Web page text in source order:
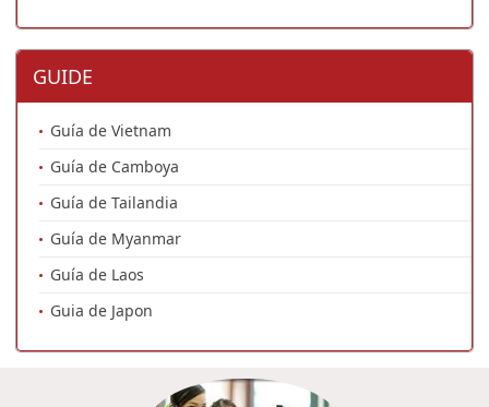
GUIDE
Guía de Vietnam
Guía de Camboya
Guía de Tailandia
Guía de Myanmar
Guía de Laos
Guia de Japon